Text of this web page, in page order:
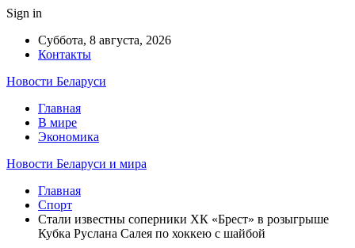
Sign in
Суббота, 8 августа, 2026
Контакты
Новости Беларуси
Главная
В мире
Экономика
Новости Беларуси и мира
Главная
Спорт
Стали известны соперники ХК «Брест» в розыгрыше
Кубка Руслана Салея по хоккею с шайбой